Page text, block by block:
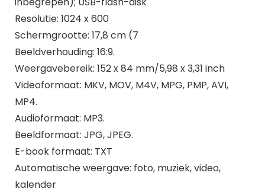
Resolutie: 1024 x 600
Schermgrootte: 17,8 cm (7
Beeldverhouding: 16:9.
Weergavebereik: 152 x 84 mm/5,98 x 3,31 inch
Videoformaat: MKV, MOV, M4V, MPG, PMP, AVI,
MP4.
Audioformaat: MP3.
Beeldformaat: JPG, JPEG.
E-book formaat: TXT
Automatische weergave: foto, muziek, video,
kalender